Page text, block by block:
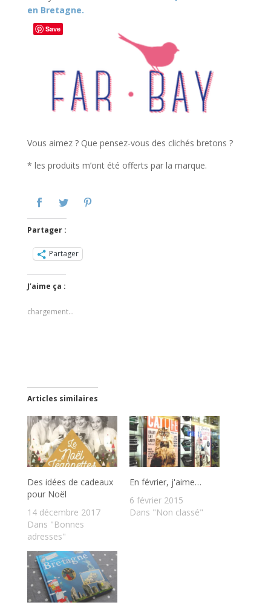
en Bretagne.
Vous aimez ? Que pensez-vous des clichés bretons ?
* les produits m’ont été offerts par la marque.
Partager :
Partager
J’aime ça :
chargement…
Articles similaires
Des idées de cadeaux
pour Noël
14 décembre 2017
Dans "Bonnes
adresses"
En février, j'aime…
6 février 2015
Dans "Non classé"
Save